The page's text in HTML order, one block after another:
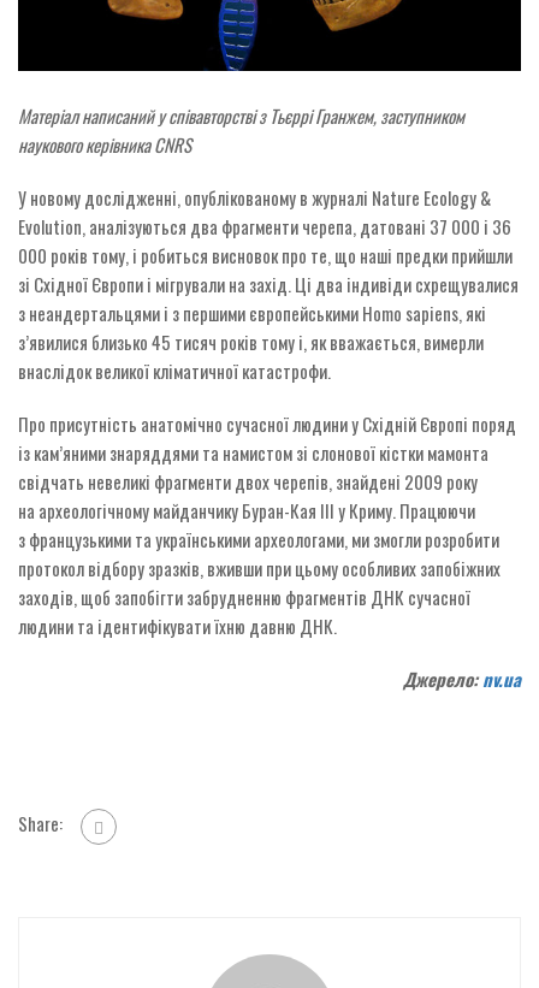
Матеріал написаний у співавторстві з Тьєррі Гранжем, заступником
наукового керівникаCNRS
У новому дослідженні, опублікованому в журналі Nature Ecology &
Evolution, аналізуються два фрагменти черепа, датовані 37 000 і 36
000 років тому, і робиться висновок про те, що наші предки прийшли
зі Східної Європи і мігрували на захід. Ці два індивіди схрещувалися
з неандертальцями і з першими європейськими Homo sapiens, які
з’явилися близько 45 тисяч років тому і, як вважається, вимерли
внаслідок великої кліматичної катастрофи.
Про присутність анатомічно сучасної людини у Східній Європі поряд
із кам’яними знаряддями та намистом зі слонової кістки мамонта
свідчать невеликі фрагменти двох черепів, знайдені 2009 року
на археологічному майданчику Буран-Кая III у Криму. Працюючи
з французькими та українськими археологами, ми змогли розробити
протокол відбору зразків, вживши при цьому особливих запобіжних
заходів, щоб запобігти забрудненню фрагментів ДНК сучасної
людини та ідентифікувати їхню давню ДНК.
Джерело:nv.ua
Share: